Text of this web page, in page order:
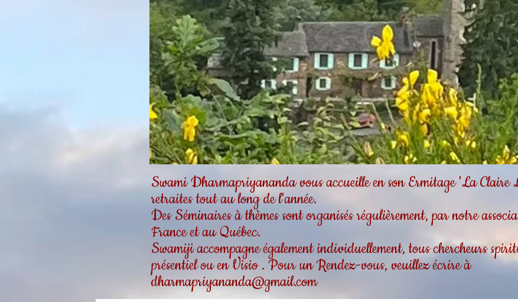
Swami Dharmapriyananda vous accueille en son Ermitage 'La Claire
retraites tout au long de l'année.
Des Séminaires à thèmes sont organisés régulièrement, par notre
France et au Québec.
Swamiji accompagne également individuellement, tous chercheurs
présentiel ou en Visio . Pour un Rendez-vous, veuillez écrire à
dharmapriyananda@gmail.com